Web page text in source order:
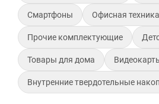
Смартфоны Офисная техника
Прочие комплектующие
Товары для дома
Внутренние твердотельные